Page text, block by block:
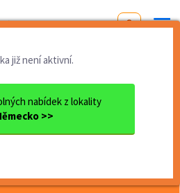
již není aktivní.
nabídek z lokality
>>
...
vyroby